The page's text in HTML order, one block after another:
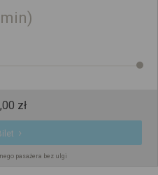
,00 zł
pasażera bez ulgi